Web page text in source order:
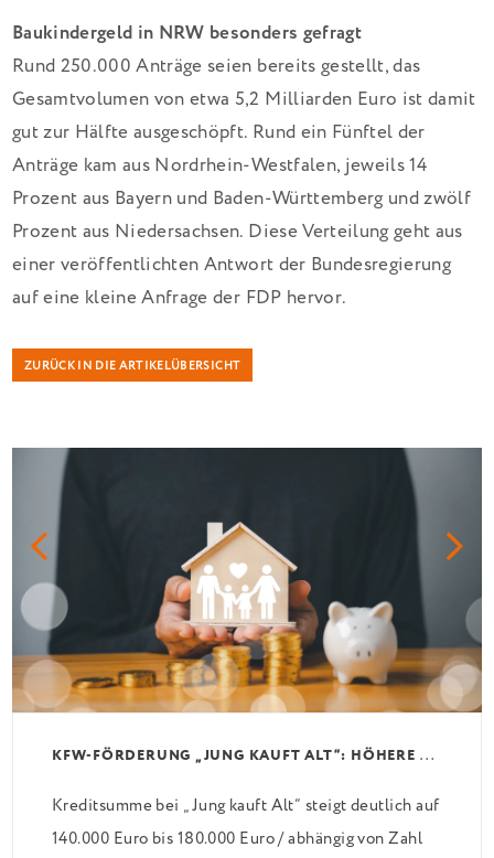
Baukindergeld in NRW besonders gefragt
Rund 250.000 Anträge seien bereits gestellt, das
Gesamtvolumen von etwa 5,2 Milliarden Euro ist damit
gut zur Hälfte ausgeschöpft. Rund ein Fünftel der
Anträge kam aus Nordrhein-Westfalen, jeweils 14
Prozent aus Bayern und Baden-Württemberg und zwölf
Prozent aus Niedersachsen. Diese Verteilung geht aus
einer veröffentlichten Antwort der Bundesregierung
auf eine kleine Anfrage der FDP hervor.
ZURÜCK IN DIE ARTIKELÜBERSICHT
K
FW-FÖRDERUNG „JUNG KAUFT ALT“: HÖHERE KREDITE AB AUGUST 2026
Kreditsumme bei „Jung kauft Alt“ steigt deutlich auf
140.000 Euro bis 180.000 Euro / abhängig von Zahl